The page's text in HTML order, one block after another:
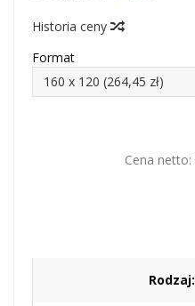
Historia ceny
Format
160 x 120 (264,45 zł)
Cena netto:
Rodzaj: